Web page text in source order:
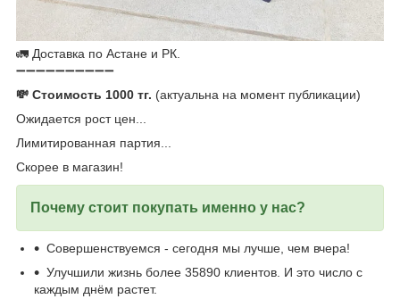
🚛 Доставка по Астане и РК.
➖➖➖➖➖➖➖➖➖➖
💸 Стоимость 1000 тг. (актуальна на момент публикации)
Ожидается рост цен...
Лимитированная партия...
Скорее в магазин!
Почему стоит покупать именно у нас?
Совершенствуемся - сегодня мы лучше, чем вчера!
Улучшили жизнь более 35890 клиентов. И это число с
каждым днём растет.